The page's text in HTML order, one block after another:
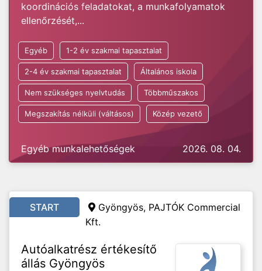
koordinációs feladatokat, a munkafolyamatok
ellenőrzését,...
Egyéb 1-2 év szakmai tapasztalat
2-4 év szakmai tapasztalat Általános iskola
Nem szükséges nyelvtudás Többműszakos
Megszakítás nélküli (váltásos) Közép vezető
Egyéb munkalehetőségek 2026. 08. 04.
START
Gyöngyös, PAJTÓK Commercial
Kft.
Autóalkatrész értékesítő
állás Gyöngyös